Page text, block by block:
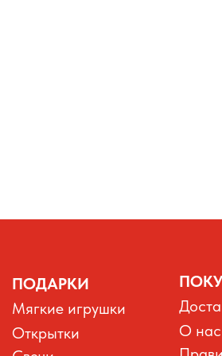
ПОДАРКИ
Мягкие игрушки
Открытки
О нас